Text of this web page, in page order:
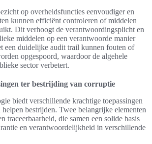
op overheidsfuncties eenvoudiger en
kunnen efficiënt controleren of middelen
Dit verhoogt de verantwoordingsplicht en
middelen op een verantwoorde manier
een duidelijke audit trail kunnen fouten of
opgespoord, waardoor de algehele
sector verbetert.
ter bestrijding van corruptie
biedt verschillende krachtige toepassingen
bestrijden. Twee belangrijke elementen
traceerbaarheid, die samen een solide basis
en verantwoordelijkheid in verschillende